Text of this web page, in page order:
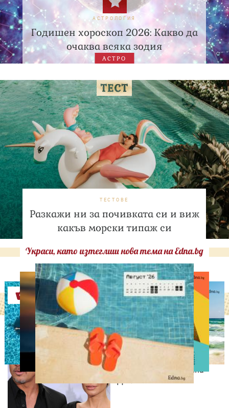
АСТРОЛОГИЯ
Годишен хороскоп 2026: Какво да
очаква всяка зодия
АСТРО
ТЕСТОВЕ
Разкажи ни за почивката си и виж
какъв морски типаж си
Украси, като изтеглиш нова тема на Edna.bg
Оферти
ИЗВЕСТНИ
Нов удар в битката: Брад
Пит поиска достъп до
тайните на Анджелина